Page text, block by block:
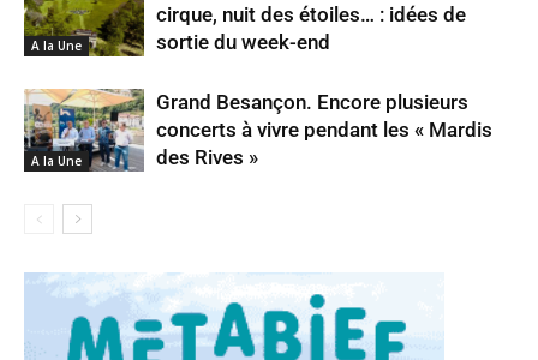
A la Une
cirque, nuit des étoiles… : idées de
sortie du week-end
A la Une
Grand Besançon. Encore plusieurs
concerts à vivre pendant les « Mardis
des Rives »